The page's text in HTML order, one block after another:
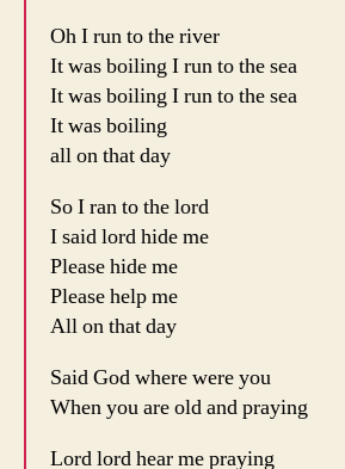
Oh I run to the river
It was boiling I run to the sea
It was boiling I run to the sea
It was boiling
all on that day
So I ran to the lord
I said lord hide me
Please hide me
Please help me
All on that day
Said God where were you
When you are old and praying
Lord lord hear me praying